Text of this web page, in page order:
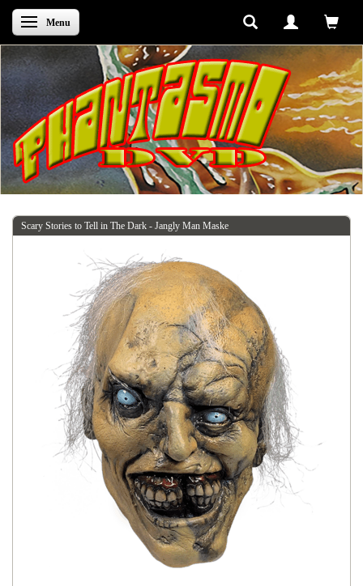
Skifte navigation
Menu
Scary Stories to Tell in The Dark - Jangly Man Maske